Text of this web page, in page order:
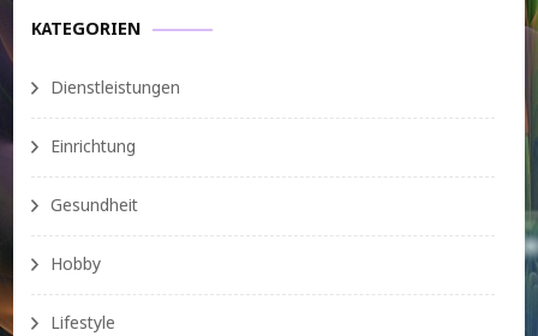
KATEGORIEN
Dienstleistungen
Einrichtung
Gesundheit
Hobby
Lifestyle